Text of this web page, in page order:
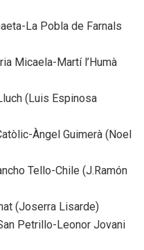
La Pobla de Farnals
Micaela-Martí l’Humà
(Luis Espinosa
Àngel Guimerà (Noel
Tello-Chile (J.Ramón
(Joserra Lisarde)
Petrillo-Leonor Jovani